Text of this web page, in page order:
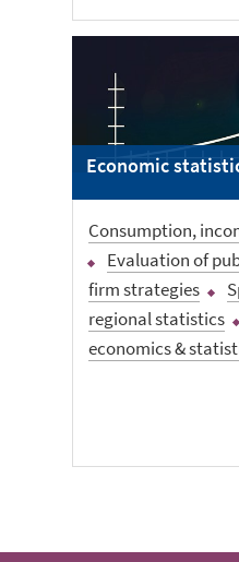
Economic
Consumption,
Evaluation of
firm strategies
regional statistics
economics &